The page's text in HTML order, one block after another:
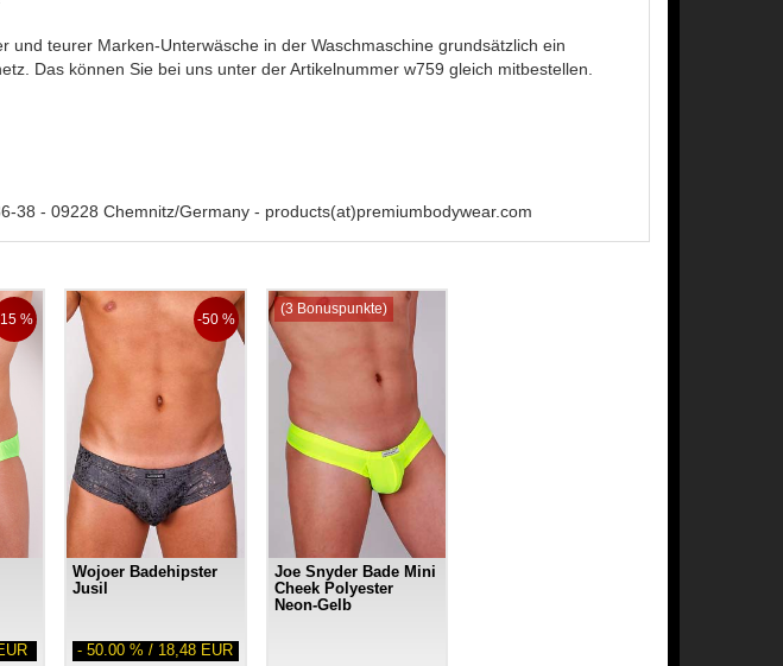
und teurer Marken-Unterwäsche in der Waschmaschine grundsätzlich ein
Das können Sie bei uns unter der Artikelnummer w759 gleich mitbestellen.
38 - 09228 Chemnitz/Germany - products(at)premiumbodywear.com
% -50 %
Wojoer Badehipster
Jusil
- 50.00 % / 18,48 EUR
(3 Bonuspunkte)
Joe Snyder Bade Mini
Cheek Polyester
Neon-Gelb